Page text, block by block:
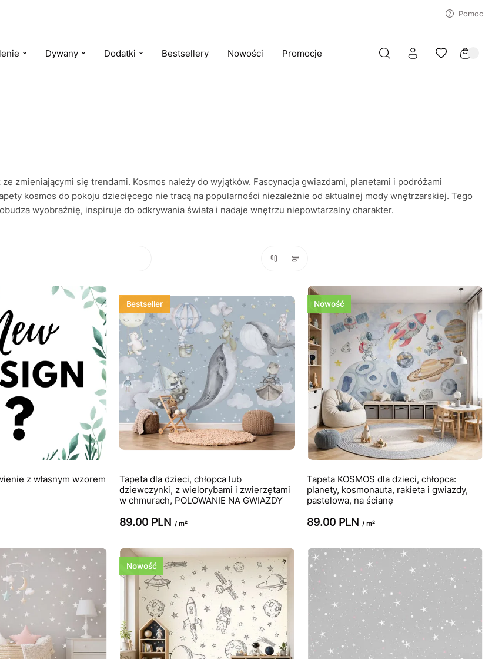
Pomoc
Dywany Dodatki Bestsellery Nowości Promocje
zmieniającymi się trendami. Kosmos należy do wyjątków. Fascynacja gwiazdami, planetami i podróżami
kosmos do pokoju dziecięcego nie tracą na popularności niezależnie od aktualnej mody wnętrzarskiej. Tego
wyobraźnię, inspiruje do odkrywania świata i nadaje wnętrzu niepowtarzalny charakter.
z własnym wzorem
Bestseller
Tapeta dla dzieci, chłopca lub
dziewczynki, z wielorybami i zwierzętami
w chmurach, POLOWANIE NA GWIAZDY
89.00 PLN / m²
Nowość
Tapeta KOSMOS dla dzieci, chłopca:
planety, kosmonauta, rakieta i gwiazdy,
pastelowa, na ścianę
89.00 PLN / m²
Nowość